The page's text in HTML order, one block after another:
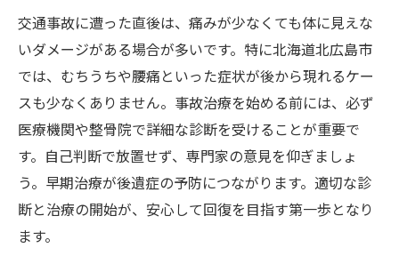
交通事故に遭った直後は、痛みが少なくても体に見えな
いダメージがある場合が多いです。特に北海道北広島市
では、むちうちや腰痛といった症状が後から現れるケー
スも少なくありません。事故治療を始める前には、必ず
医療機関や整骨院で詳細な診断を受けることが重要で
す。自己判断で放置せず、専門家の意見を仰ぎましょ
う。早期治療が後遺症の予防につながります。適切な診
断と治療の開始が、安心して回復を目指す第一歩となり
ます。